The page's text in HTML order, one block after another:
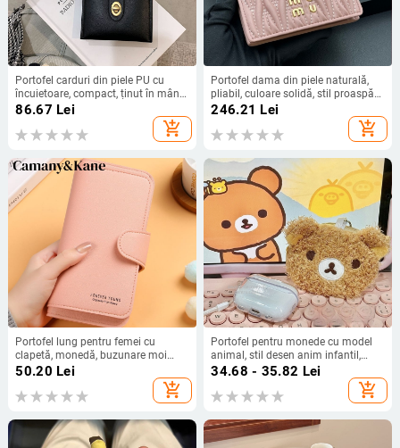
Portofel carduri din piele PU cu
încuietoare, compact, ținut în mână,
design urban minimalist, model
monocrom, anti-furt, rezistent la
uzură
86.67 Lei
add_shopping_cart
Portofel dama din piele naturală,
pliabil, culoare solidă, stil proaspăt
și drăguț, capacitate mare și
multiple compartimente pentru
carduri
246.21 Lei
add_shopping_cart
Portofel lung pentru femei cu
clapetă, monedă, buzunare moi
pentru carduri, geantă pentru
telefon, ținut în mână — ușor,
rezistent la uzură, PU piele,
model uni, utilizare zilnică
50.20 Lei
add_shopping_cart
Portofel pentru monede cu model
animal, stil desen anim infantil,
unisex, căptușit interior, lansare
34.68 - 35.82 Lei
add_shopping_cart